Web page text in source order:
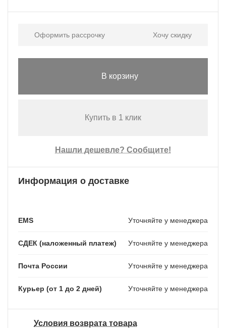
Оформить рассрочку Хочу скидку
В корзину
Купить в 1 клик
Нашли дешевле? Сообщите!
Информация о доставке
EMS Уточняйте у менеджера
СДЕК (наложенный платеж) Уточняйте у менеджера
Почта России Уточняйте у менеджера
Курьер (от 1 до 2 дней) Уточняйте у менеджера
Условия возврата товара